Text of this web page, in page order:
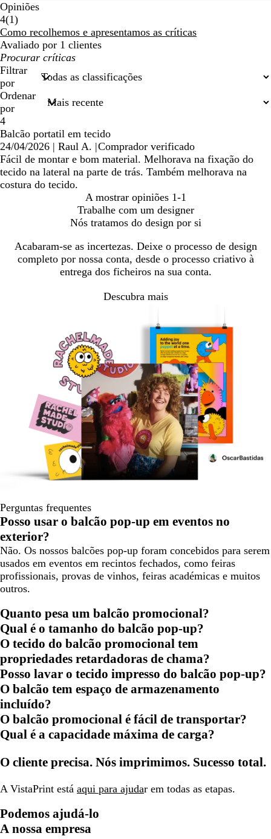
Opiniões
4(11
críticas
)
Como recolhemos e apresentamos as críticas
Avaliado por 1 clientes
As
minhas
entradas
de
pesquisa
Filtrar
por
Ordenar
por
4
Balcão portatil em tecido
24/04/2026 | Raul A. |Comprador verificado
Fácil de montar e bom material. Melhorava na fixação do
tecido na lateral na parte de trás. Também melhorava na
costura do tecido.
A mostrar opiniões 1-1
Trabalhe com um designer
Nós tratamos do design por si
Acabaram-se as incertezas. Deixe o processo de design
completo por nossa conta, desde o processo criativo à
entrega dos ficheiros na sua conta.
Descubra mais
Perguntas frequentes
Posso usar o balcão pop-up em eventos no
exterior?
Não. Os nossos balcões pop-up foram concebidos para serem
usados em eventos em recintos fechados, como feiras
profissionais, provas de vinhos, feiras académicas e muitos
outros.
Quanto pesa um balcão promocional?
Qual é o tamanho do balcão pop-up?
O tecido do balcão promocional tem
propriedades retardadoras de chama?
Posso lavar o tecido impresso do balcão pop-up?
O balcão tem espaço de armazenamento
incluído?
O balcão promocional é fácil de transportar?
Qual é a capacidade máxima de carga?
O cliente precisa. Nós imprimimos. Sucesso total.
A VistaPrint está aqui para ajudar em todas as etapas.
Podemos ajudá-lo
A nossa empresa